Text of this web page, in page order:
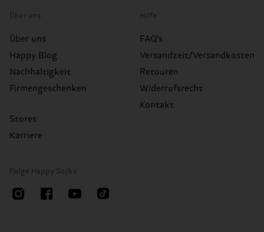
Über uns
Über uns
Happy Blog
Nachhaltigkeit
Firmengeschenken
Stores
Karriere
Hilfe
FAQ's
Versandzeit/Versandkosten
Retouren
Widerrufsrecht
Kontakt
Folge Happy Socks